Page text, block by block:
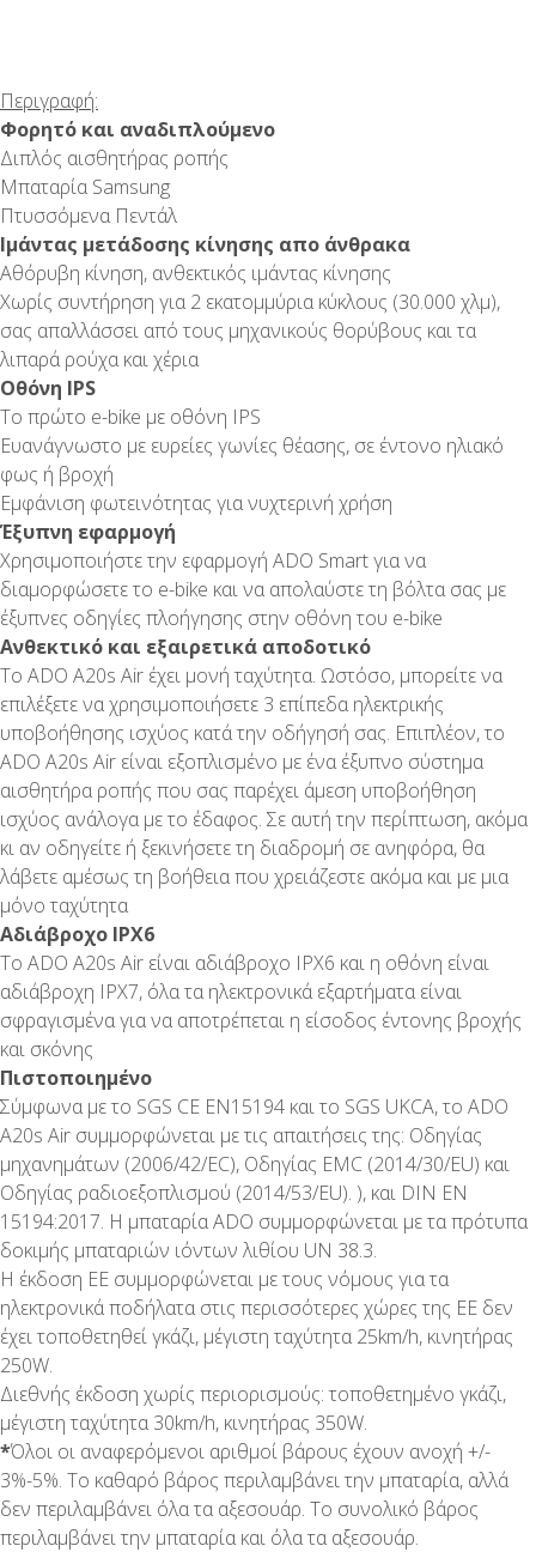
Περιγραφή:
Φορητό και αναδιπλούμενο
Διπλός αισθητήρας ροπής
Μπαταρία Samsung
Πτυσσόμενα Πεντάλ
Ιμάντας μετάδοσης κίνησης απο άνθρακα
Αθόρυβη κίνηση, ανθεκτικός ιμάντας κίνησης
Χωρίς συντήρηση για 2 εκατομμύρια κύκλους (30.000 χλμ),
σας απαλλάσσει από τους μηχανικούς θορύβους και τα
λιπαρά ρούχα και χέρια
Οθόνη IPS
Το πρώτο e-bike με οθόνη IPS
Ευανάγνωστο με ευρείες γωνίες θέασης, σε έντονο ηλιακό
φως ή βροχή
Εμφάνιση φωτεινότητας για νυχτερινή χρήση
Έξυπνη εφαρμογή
Χρησιμοποιήστε την εφαρμογή ADO Smart για να
διαμορφώσετε το e-bike και να απολαύστε τη βόλτα σας με
έξυπνες οδηγίες πλοήγησης στην οθόνη του e-bike
Ανθεκτικό και εξαιρετικά αποδοτικό
Το ADO A20s Air έχει μονή ταχύτητα. Ωστόσο, μπορείτε να
επιλέξετε να χρησιμοποιήσετε 3 επίπεδα ηλεκτρικής
υποβοήθησης ισχύος κατά την οδήγησή σας. Επιπλέον, το
ADO A20s Air είναι εξοπλισμένο με ένα έξυπνο σύστημα
αισθητήρα ροπής που σας παρέχει άμεση υποβοήθηση
ισχύος ανάλογα με το έδαφος. Σε αυτή την περίπτωση, ακόμα
κι αν οδηγείτε ή ξεκινήσετε τη διαδρομή σε ανηφόρα, θα
λάβετε αμέσως τη βοήθεια που χρειάζεστε ακόμα και με μια
μόνο ταχύτητα
Αδιάβροχο IPX6
Το ADO A20s Air είναι αδιάβροχο IPX6 και η οθόνη είναι
αδιάβροχη IPX7, όλα τα ηλεκτρονικά εξαρτήματα είναι
σφραγισμένα για να αποτρέπεται η είσοδος έντονης βροχής
και σκόνης
Πιστοποιημένο
Σύμφωνα με το SGS CE EN15194 και το SGS UKCA, το ADO
A20s Air συμμορφώνεται με τις απαιτήσεις της: Οδηγίας
μηχανημάτων (2006/42/EC), Οδηγίας EMC (2014/30/EU) και
Οδηγίας ραδιοεξοπλισμού (2014/53/EU). ), και DIN EN
15194:2017. Η μπαταρία ADO συμμορφώνεται με τα πρότυπα
δοκιμής μπαταριών ιόντων λιθίου UN 38.3.
Η έκδοση ΕΕ συμμορφώνεται με τους νόμους για τα
ηλεκτρονικά ποδήλατα στις περισσότερες χώρες της ΕΕ δεν
έχει τοποθετηθεί γκάζι, μέγιστη ταχύτητα 25km/h, κινητήρας
250W.
Διεθνής έκδοση χωρίς περιορισμούς: τοποθετημένο γκάζι,
μέγιστη ταχύτητα 30km/h, κινητήρας 350W.
*Όλοι οι αναφερόμενοι αριθμοί βάρους έχουν ανοχή +/-
3%-5%. Το καθαρό βάρος περιλαμβάνει την μπαταρία, αλλά
δεν περιλαμβάνει όλα τα αξεσουάρ. Το συνολικό βάρος
περιλαμβάνει την μπαταρία και όλα τα αξεσουάρ.